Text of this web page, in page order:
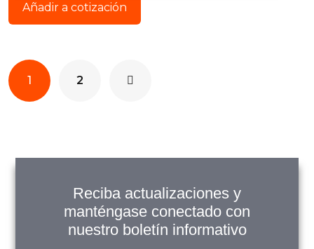
Añadir a cotización
1 2
Reciba actualizaciones y
manténgase conectado con
nuestro boletín informativo